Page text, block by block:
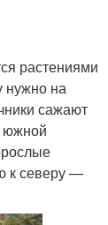
растениями
нужно на
сажают
южной
к северу —